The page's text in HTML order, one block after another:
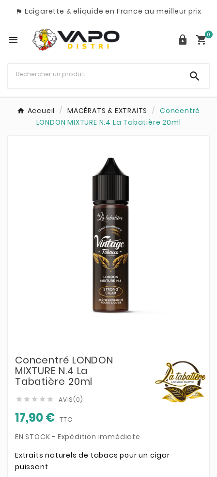
 Ecigarette & eliquide en France au meilleur prix
  0

Accueil MACÉRATS & EXTRAITS
Concentré
LONDON MIXTURE N.4 La Tabatière 20ml
Concentré LONDON
MIXTURE N.4 La
Tabatière 20ml
     AVIS(0)
17,90 € TTC
EN STOCK - Expédition immédiate
Extraits naturels de tabacs pour un cigar
puissant